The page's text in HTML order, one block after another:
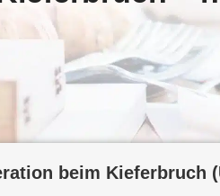
beim Kieferbruch